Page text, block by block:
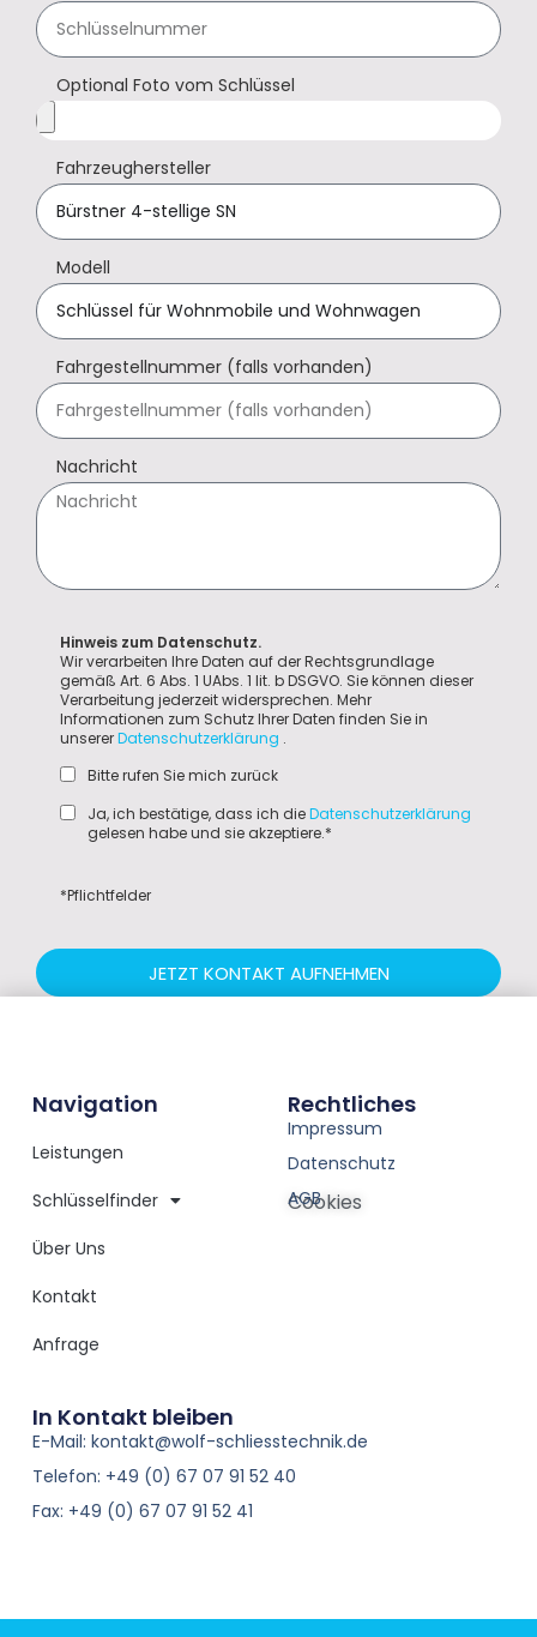
Optional Foto vom Schlüssel
Fahrzeughersteller
Modell
Fahrgestellnummer (falls vorhanden)
Nachricht
Hinweis zum Datenschutz.
Wir verarbeiten Ihre Daten auf der Rechtsgrundlage
gemäß Art. 6 Abs. 1 UAbs. 1 lit. b DSGVO. Sie können dieser
Verarbeitung jederzeit widersprechen. Mehr
Informationen zum Schutz Ihrer Daten finden Sie in
unsererDatenschutzerklärung .
Bitte rufen Sie mich zurück
Ja, ich bestätige, dass ich dieDatenschutzerklärung
gelesen habe und sie akzeptiere.*
*Pflichtfelder
JETZT KONTAKT AUFNEHMEN
In Kontakt bleiben
E-Mail: kontakt@wolf-schliesstechnik.de
Telefon: +49 (0) 67 07 91 52 40
Fax: +49 (0) 67 07 91 52 41
Navigation
Leistungen
Schlüsselfinder
Über Uns
Kontakt
Anfrage
Rechtliches
Impressum
Datenschutz
AGB
Cookies